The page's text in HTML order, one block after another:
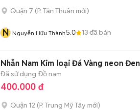
Quận 7 (P. Tân Thuận mới)
N Nguyễn Hữu Thành5.0 13 đã bán
Nhẫn Nam Kim loại Đá Vàng neon Đen
Đã sử dụng Đồ nam
400.000 đ
Quận 12 (P. Trung Mỹ Tây mới)